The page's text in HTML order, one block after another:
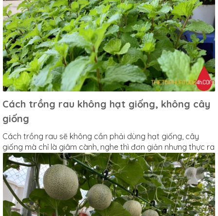
Cách trồng rau không hạt giống, không cây
giống
Cách trồng rau sẽ không cần phải dùng hạt giống, cây
giống mà chỉ là giâm cành, nghe thì đơn giản nhưng thực ra
là nó đơn giản thiệt